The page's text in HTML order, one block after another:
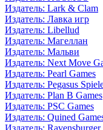
Издатель: Lark & Clam
Издатель: Лавка игр
Издатель: Libellud
Издатель: Магеллан
Издатель: Мальви
Издатель: Next Move
Издатель: Pearl Games
Издатель: Pegasus
Издатель: Plan B Games
Издатель: PSC Games
Издатель: Quined
Издатель: Ravensburger